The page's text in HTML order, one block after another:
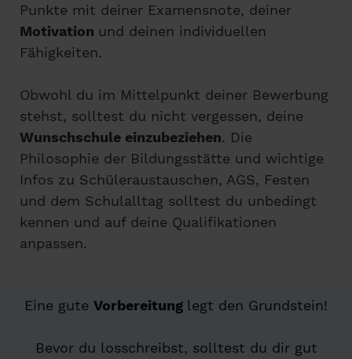
Punkte mit deiner Examensnote, deiner
Motivation und deinen individuellen
Fähigkeiten.
Obwohl du im Mittelpunkt deiner Bewerbung
stehst, solltest du nicht vergessen, deine
Wunschschule einzubeziehen. Die
Philosophie der Bildungsstätte und wichtige
Infos zu Schüleraustauschen, AGS, Festen
und dem Schulalltag solltest du unbedingt
kennen und auf deine Qualifikationen
anpassen.
Eine gute Vorbereitung legt den Grundstein!
Bevor du losschreibst, solltest du dir gut